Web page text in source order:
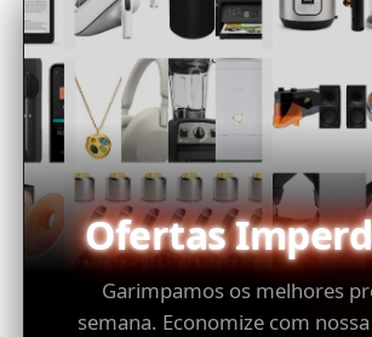
Ofertas
Garimpamos os melhores
semana. Economize com